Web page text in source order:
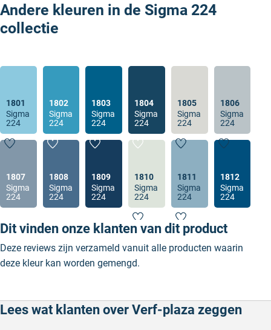
Andere kleuren in de Sigma 224
collectie
1801
Sigma
224
1802
Sigma
224
1803
Sigma
224
1804
Sigma
224
1805
Sigma
224
1806
Sigma
224
1807
Sigma
224
1808
Sigma
224
1809
Sigma
224
1810
Sigma
224
1811
Sigma
224
1812
Sigma
224
Dit vinden onze klanten van dit product
Deze reviews zijn verzameld vanuit alle producten waarin
deze kleur kan worden gemengd.
Lees wat klanten over Verf-plaza zeggen